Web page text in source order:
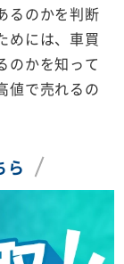
るのかを判断
めには、車買
のかを知って
値で売れるの
ら